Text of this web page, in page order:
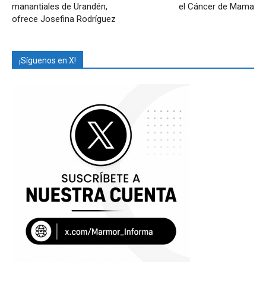
manantiales de Urandén,
ofrece Josefina Rodríguez
el Cáncer de Mama
¡Síguenos en X!